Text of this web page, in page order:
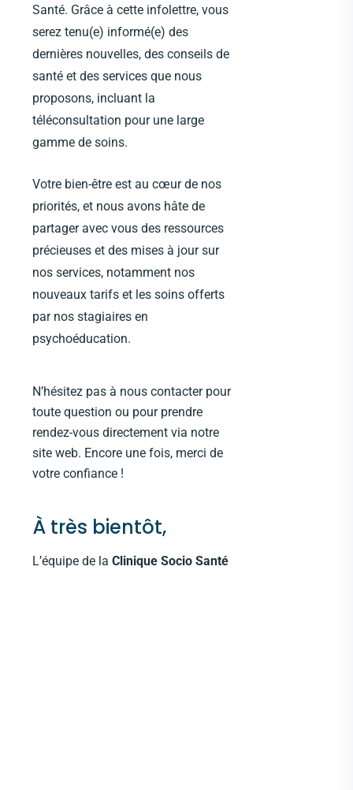
Santé. Grâce à cette infolettre, vous
serez tenu(e) informé(e) des
dernières nouvelles, des conseils de
santé et des services que nous
proposons, incluant la
téléconsultation pour une large
gamme de soins.
Votre bien-être est au cœur de nos
priorités, et nous avons hâte de
partager avec vous des ressources
précieuses et des mises à jour sur
nos services, notamment nos
nouveaux tarifs et les soins offerts
par nos stagiaires en
psychoéducation.
N’hésitez pas à nous contacter pour
toute question ou pour prendre
rendez-vous directement via notre
site web. Encore une fois, merci de
votre confiance !
À très bientôt,
L’équipe de la Clinique Socio Santé